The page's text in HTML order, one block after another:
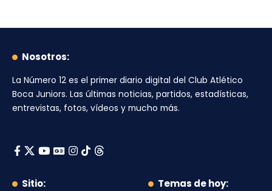
Nosotros:
La Número 12 es el primer diario digital del Club Atlético
Boca Juniors. Las últimas noticias, partidos, estadísticas,
entrevistas, fotos, vídeos y mucho más.
Sitio: Temas de hoy: